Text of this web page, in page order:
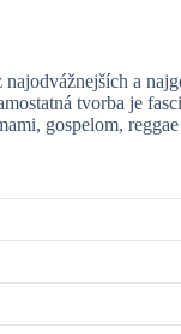
a
tvorba je
gospelom,